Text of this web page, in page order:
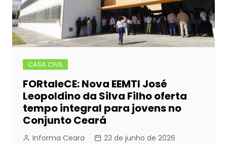
CASA CIVIL
FORtaleCE: Nova EEMTI José
Leopoldino da Silva Filho oferta
tempo integral para jovens no
Conjunto Ceará
Informa Ceara 23 de junho de 2026